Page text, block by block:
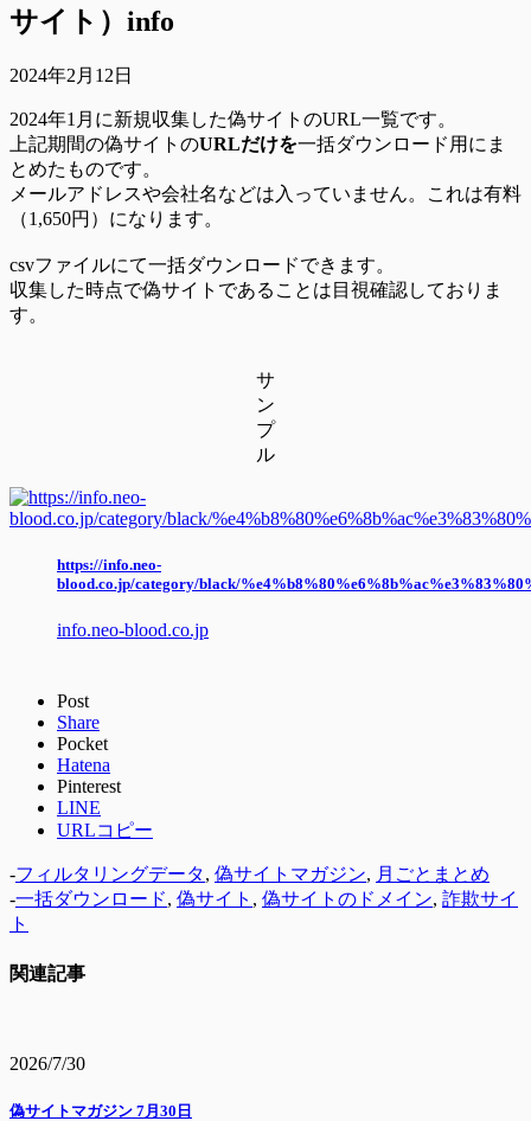
サイト）info
2024年2月12日
2024年1月に新規収集した偽サイトのURL一覧です。
上記期間の偽サイトのURLだけを一括ダウンロード用にま
とめたものです。
メールアドレスや会社名などは入っていません。これは有料
（1,650円）になります。
csvファイルにて一括ダウンロードできます。
収集した時点で偽サイトであることは目視確認しておりま
す。
サ
ン
プ
ル
https://info.neo-
blood.co.jp/category/black/
info.neo-blood.co.jp
Post
Share
Pocket
Hatena
Pinterest
LINE
URLコピー
-フィルタリングデータ, 偽サイトマガジン, 月ごとまとめ
-一括ダウンロード, 偽サイト , 偽サイトのドメイン, 詐欺サイ
ト
関連記事
2026/7/30
偽サイトマガジン 7月30日